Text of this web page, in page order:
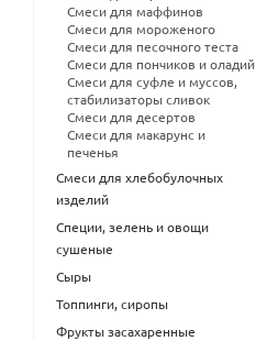
Смеси для маффинов
Смеси для мороженого
Смеси для песочного теста
Смеси для пончиков и оладий
Смеси для суфле и муссов,
стабилизаторы сливок
Смеси для десертов
Смеси для макарунс и
печенья
Смеси для хлебобулочных
изделий
Специи, зелень и овощи
сушеные
Сыры
Топпинги, сиропы
Фрукты засахаренные